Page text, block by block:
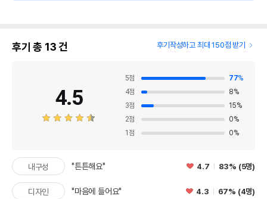
후기 총 13건 후기작성하고 최대 150점 받기
4.5
5점 77%
4점 8%
3점 15%
2점 0%
1 점 0%
내구성 "튼튼해요" 4.7 83% (5명)
디자인 "마음에 들어요" 4.3 67% (4명)